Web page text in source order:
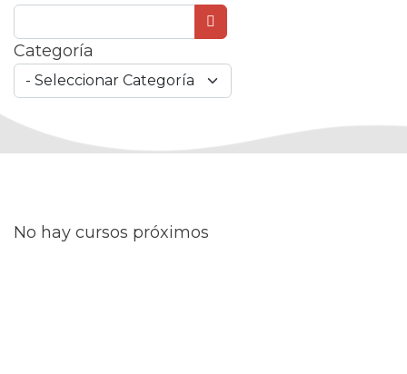
Abrir el calendario
Categoría
No hay cursos próximos